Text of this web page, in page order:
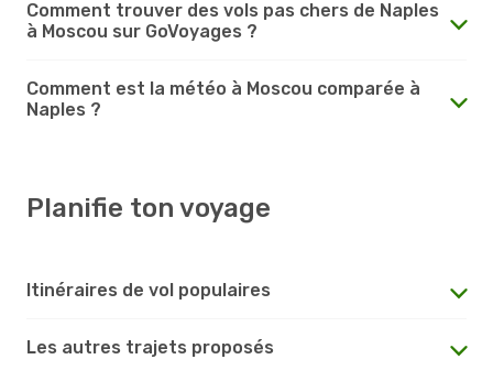
Comment trouver des vols pas chers de Naples
à Moscou sur GoVoyages ?
Comment est la météo à Moscou comparée à
Naples ?
Planifie ton voyage
Itinéraires de vol populaires
Les autres trajets proposés